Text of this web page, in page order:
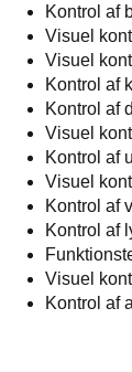
Kontrol af
Visuel
Visuel
Kontrol af
Kontrol af
Visuel
Kontrol af
Visuel
Kontrol af
Kontrol af
Visuel
Kontrol af